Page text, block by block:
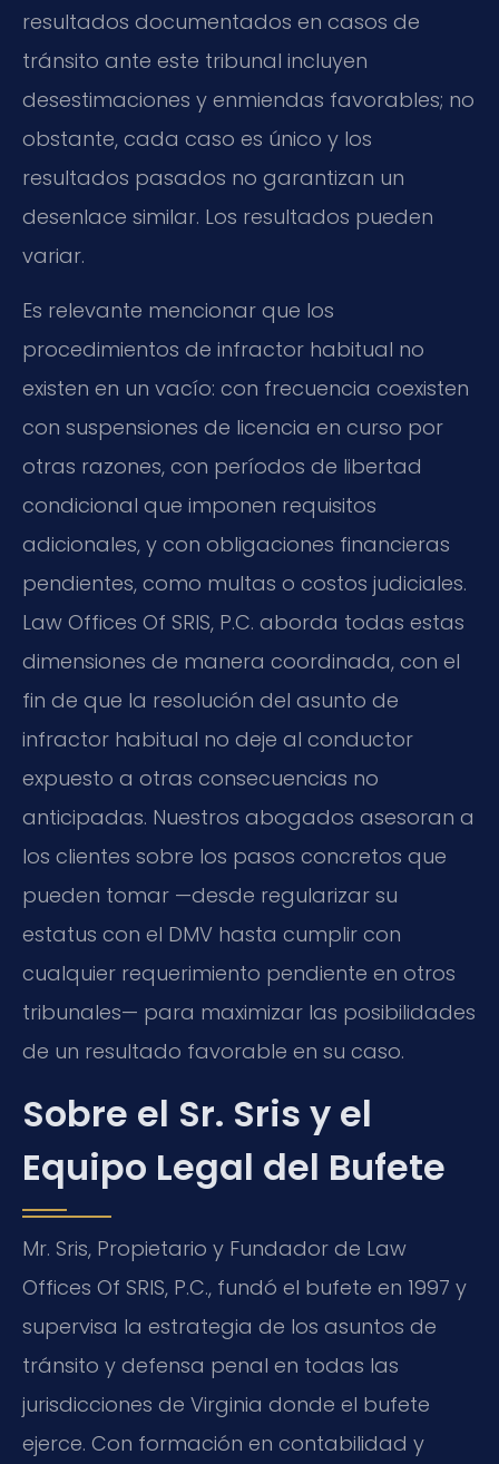
resultados documentados en casos de
tránsito ante este tribunal incluyen
desestimaciones y enmiendas favorables; no
obstante, cada caso es único y los
resultados pasados no garantizan un
desenlace similar. Los resultados pueden
variar.
Es relevante mencionar que los
procedimientos de infractor habitual no
existen en un vacío: con frecuencia coexisten
con suspensiones de licencia en curso por
otras razones, con períodos de libertad
condicional que imponen requisitos
adicionales, y con obligaciones financieras
pendientes, como multas o costos judiciales.
Law Offices Of SRIS, P.C. aborda todas estas
dimensiones de manera coordinada, con el
fin de que la resolución del asunto de
infractor habitual no deje al conductor
expuesto a otras consecuencias no
anticipadas. Nuestros abogados asesoran a
los clientes sobre los pasos concretos que
pueden tomar —desde regularizar su
estatus con el DMV hasta cumplir con
cualquier requerimiento pendiente en otros
tribunales— para maximizar las posibilidades
de un resultado favorable en su caso.
Sobre el Sr. Sris y el
Equipo Legal del Bufete
Mr. Sris, Propietario y Fundador de Law
Offices Of SRIS, P.C., fundó el bufete en 1997 y
supervisa la estrategia de los asuntos de
tránsito y defensa penal en todas las
jurisdicciones de Virginia donde el bufete
ejerce. Con formación en contabilidad y